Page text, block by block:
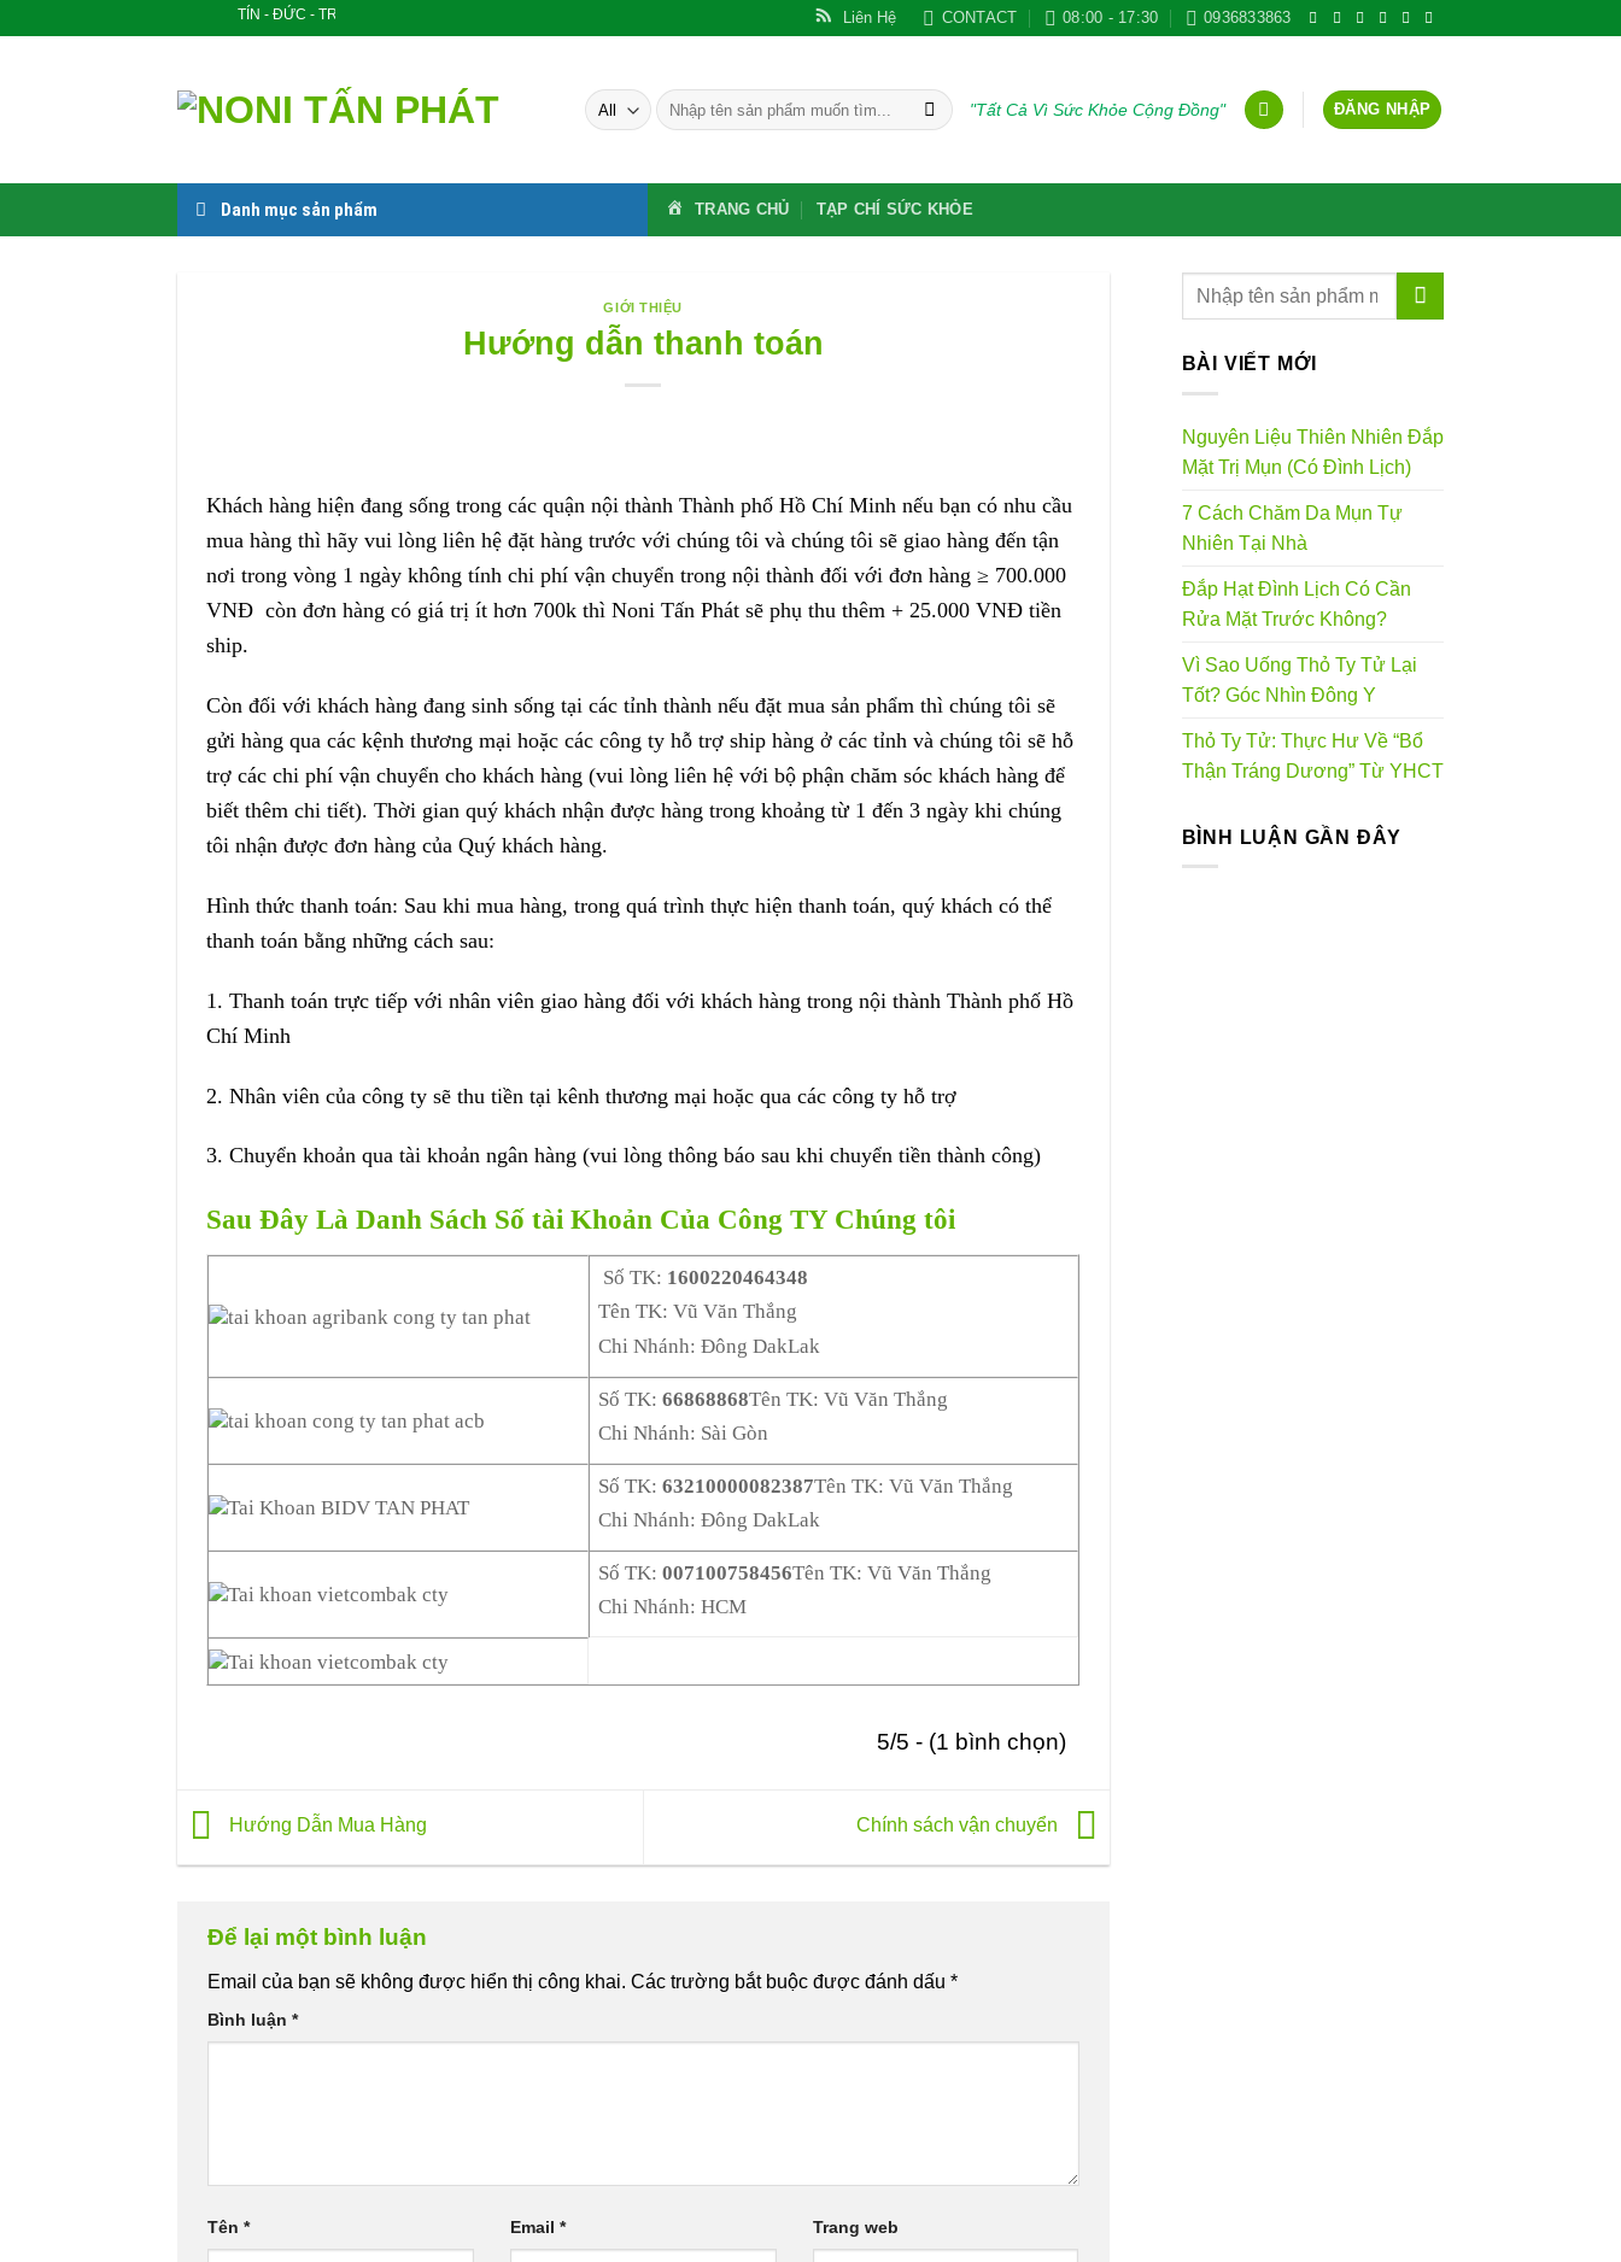
TÍN - ĐỨC - TRÍ - NHÂN Liên Hệ CONTACT 08:00 - 17:30 0936833863
Tìm
kiếm:
"Tất Cả Vì Sức Khỏe Cộng Đồng" ĐĂNG NHẬP
Danh mục sản phẩm TRANG CHỦ TẠP CHÍ SỨC KHỎE
GIỚI THIỆU
Hướng dẫn thanh toán
Khách hàng hiện đang sống trong các quận nội thành Thành phố Hồ Chí Minh nếu bạn có nhu cầu
mua hàng thì hãy vui lòng liên hệ đặt hàng trước với chúng tôi và chúng tôi sẽ giao hàng đến tận
nơi trong vòng 1 ngày không tính chi phí vận chuyển trong nội thành đối với đơn hàng ≥ 700.000
VNĐ còn đơn hàng có giá trị ít hơn 700k thì Noni Tấn Phát sẽ phụ thu thêm + 25.000 VNĐ tiền
ship.
Còn đối với khách hàng đang sinh sống tại các tỉnh thành nếu đặt mua sản phẩm thì chúng tôi sẽ
gửi hàng qua các kệnh thương mại hoặc các công ty hỗ trợ ship hàng ở các tỉnh và chúng tôi sẽ hỗ
trợ các chi phí vận chuyển cho khách hàng (vui lòng liên hệ với bộ phận chăm sóc khách hàng để
biết thêm chi tiết). Thời gian quý khách nhận được hàng trong khoảng từ 1 đến 3 ngày khi chúng
tôi nhận được đơn hàng của Quý khách hàng.
Hình thức thanh toán: Sau khi mua hàng, trong quá trình thực hiện thanh toán, quý khách có thể
thanh toán bằng những cách sau:
1. Thanh toán trực tiếp với nhân viên giao hàng đối với khách hàng trong nội thành Thành phố Hồ
Chí Minh
2. Nhân viên của công ty sẽ thu tiền tại kênh thương mại hoặc qua các công ty hỗ trợ
3. Chuyển khoản qua tài khoản ngân hàng (vui lòng thông báo sau khi chuyển tiền thành công)
Sau Đây Là Danh Sách Số tài Khoản Của Công TY Chúng tôi
Số TK: 1600220464348
Tên TK: Vũ Văn Thắng
Chi Nhánh: Đông DakLak
Số TK:66868868Tên TK: Vũ Văn Thắng
Chi Nhánh: Sài Gòn
Số TK:63210000082387Tên TK: Vũ Văn Thắng
Chi Nhánh: Đông DakLak
Số TK:007100758456Tên TK: Vũ Văn Thắng
Chi Nhánh: HCM
5/5 - (1 bình chọn)
Hướng Dẫn Mua Hàng Chính sách vận chuyển
Để lại một bình luận
Email của bạn sẽ không được hiển thị công khai. Các trường bắt buộc được đánh dấu *
Bình luận *
Tên * Email * Trang web
BÀI VIẾT MỚI
Nguyên Liệu Thiên Nhiên Đắp
Mặt Trị Mụn (Có Đình Lịch)
7 Cách Chăm Da Mụn Tự
Nhiên Tại Nhà
Đắp Hạt Đình Lịch Có Cần
Rửa Mặt Trước Không?
Vì Sao Uống Thỏ Ty Tử Lại
Tốt? Góc Nhìn Đông Y
Thỏ Ty Tử: Thực Hư Về “Bổ
Thận Tráng Dương” Từ YHCT
BÌNH LUẬN GẦN ĐÂY